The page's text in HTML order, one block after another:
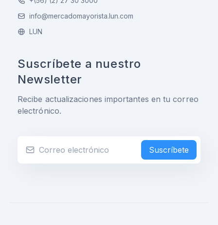
info@mercadomayorista.lun.com
LUN
Suscríbete a nuestro
Newsletter
Recibe actualizaciones importantes en tu correo
electrónico.
Suscríbete